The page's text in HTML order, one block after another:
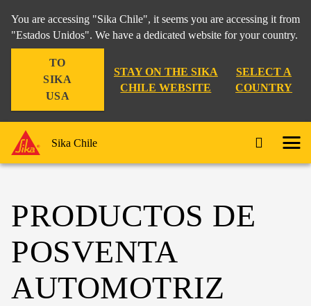
You are accessing "Sika Chile", it seems you are accessing it from
"Estados Unidos". We have a dedicated website for your country.
TO
SIKA
USA
STAY ON THE SIKA
CHILE WEBSITE
SELECT A
COUNTRY
Sika Chile
PRODUCTOS DE
POSVENTA
AUTOMOTRIZ